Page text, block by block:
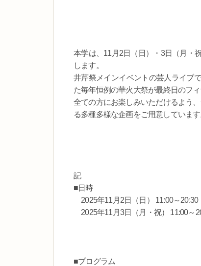
本学は、11月2日（日）・3日（月・
します。
井芹祭メインイベントの芸人ライブ
た毎年恒例の華火大祭が最終日のフ
全ての方にお楽しみいただけるよう
る多種多様な企画をご用意していま
記
■日時
2025年11月2日（日） 11:00～20:30
2025年11月3日（月・祝） 11:00～
■プログラム